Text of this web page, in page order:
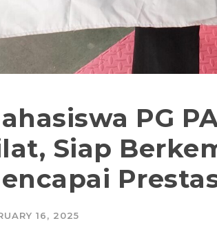
PG
Siap
16, 2025